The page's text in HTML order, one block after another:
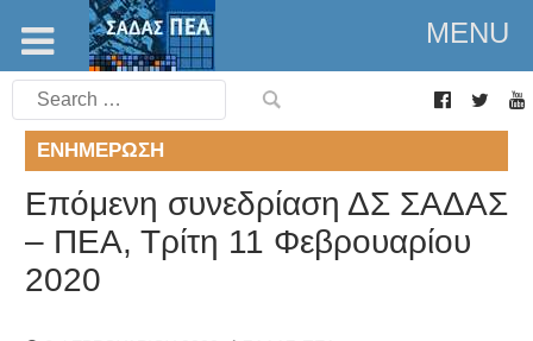
MENU
Search
for:
ΕΝΗΜΈΡΩΣΗ
Επόμενη συνεδρίαση ΔΣ ΣΑΔΑΣ
– ΠΕΑ, Τρίτη 11 Φεβρουαρίου
2020